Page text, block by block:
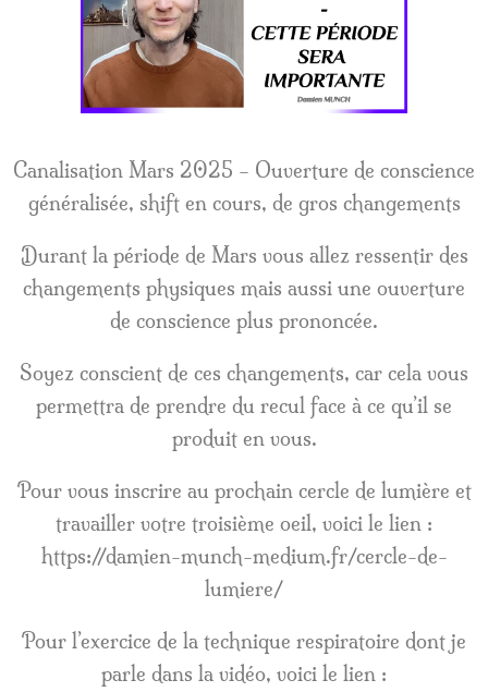
Canalisation Mars 2025 – Ouverture de conscience
généralisée, shift en cours, de gros changements
Durant la période de Mars vous allez ressentir des
changements physiques mais aussi une ouverture
de conscience plus prononcée.
Soyez conscient de ces changements, car cela vous
permettra de prendre du recul face à ce qu’il se
produit en vous.
Pour vous inscrire au prochain cercle de lumière et
travailler votre troisième oeil, voici le lien :
https://damien-munch-medium.fr/cercle-de-
lumiere/
Pour l’exercice de la technique respiratoire dont je
parle dans la vidéo, voici le lien :